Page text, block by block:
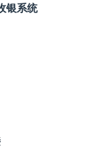
银系统